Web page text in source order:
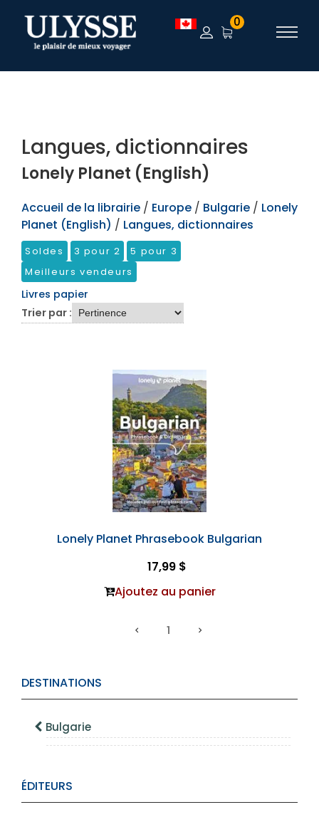
TEST 0
DESTINATIONS
Bulgarie
ÉDITEURS
Langues, dictionnaires
Lonely Planet (English)
Accueil de la librairie / Europe / Bulgarie / Lonely
Planet (English) / Langues, dictionnaires
Soldes 3 pour 2
5 pour 3
Meilleurs vendeurs
Livres papier
Trier par :
Lonely Planet Phrasebook Bulgarian
17,99 $
Ajoutez au panier
1